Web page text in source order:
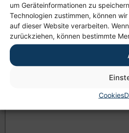
um Geräteinformationen zu
Technologien zustimmen, können
auf dieser Website verarbeiten.
zurückziehen, können bestimmte
Cookies
Ihre E-Mail Adresse